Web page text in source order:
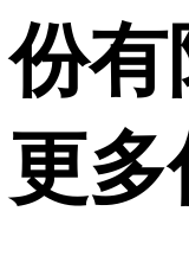
份有
更